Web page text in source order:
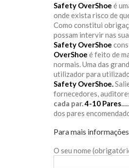
Safety OverShoe é
onde exista risco de
Como constitui
possam intervir nas
Safety OverShoe
OverShoe é feito de
normais. Uma das
utilizador para
Safety OverShoe.
fornecedores,
cada par. 4-10 Pares
dos pares
Para mais
O seu nome